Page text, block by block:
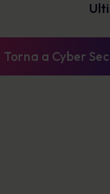
Torna a Cyber